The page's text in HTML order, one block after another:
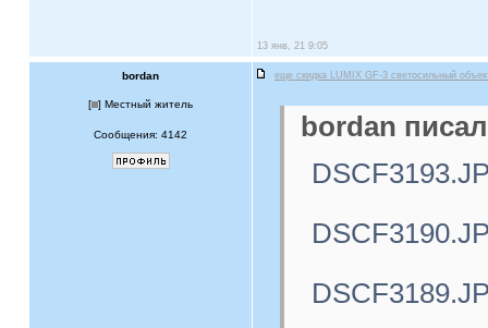
13 янв, 21 9:05
bordan еще скидка LUMIX GF-3 светосильный
[ ] Местный житель
Сообщения: 4142
bordan